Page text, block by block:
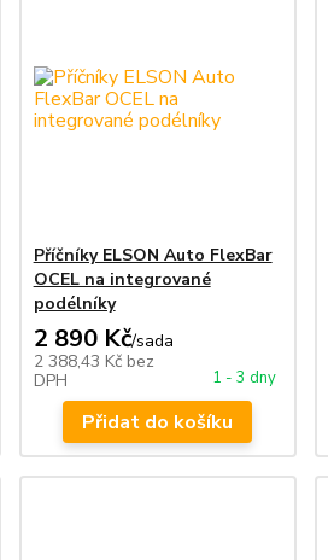
Příčníky ELSON Auto FlexBar
OCEL na integrované
podélníky
2 890 Kč/sada
2 388,43 Kč bez
DPH
1 - 3 dny
Přidat do košíku